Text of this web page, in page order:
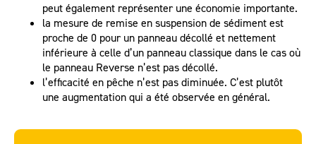
peut également représenter une économie importante.
la mesure de remise en suspension de sédiment est
proche de 0 pour un panneau décollé et nettement
inférieure à celle d’un panneau classique dans le cas où
le panneau Reverse n’est pas décollé.
l’efficacité en pêche n’est pas diminuée. C’est plutôt
une augmentation qui a été observée en général.